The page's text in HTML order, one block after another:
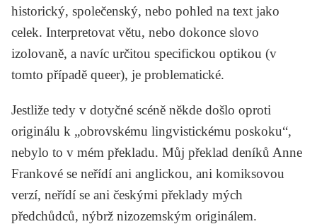
historický, společenský, nebo pohled na text jako
celek. Interpretovat větu, nebo dokonce slovo
izolovaně, a navíc určitou specifickou optikou (v
tomto případě queer), je problematické.
Jestliže tedy v dotyčné scéně někde došlo oproti
originálu k „obrovskému lingvistickému poskoku“,
nebylo to v mém překladu. Můj překlad deníků Anne
Frankové se neřídí ani anglickou, ani komiksovou
verzí, neřídí se ani českými překlady mých
předchůdců, nýbrž nizozemským originálem.